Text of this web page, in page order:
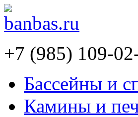
+7 (985) 109-
Бассейны и
Камины и